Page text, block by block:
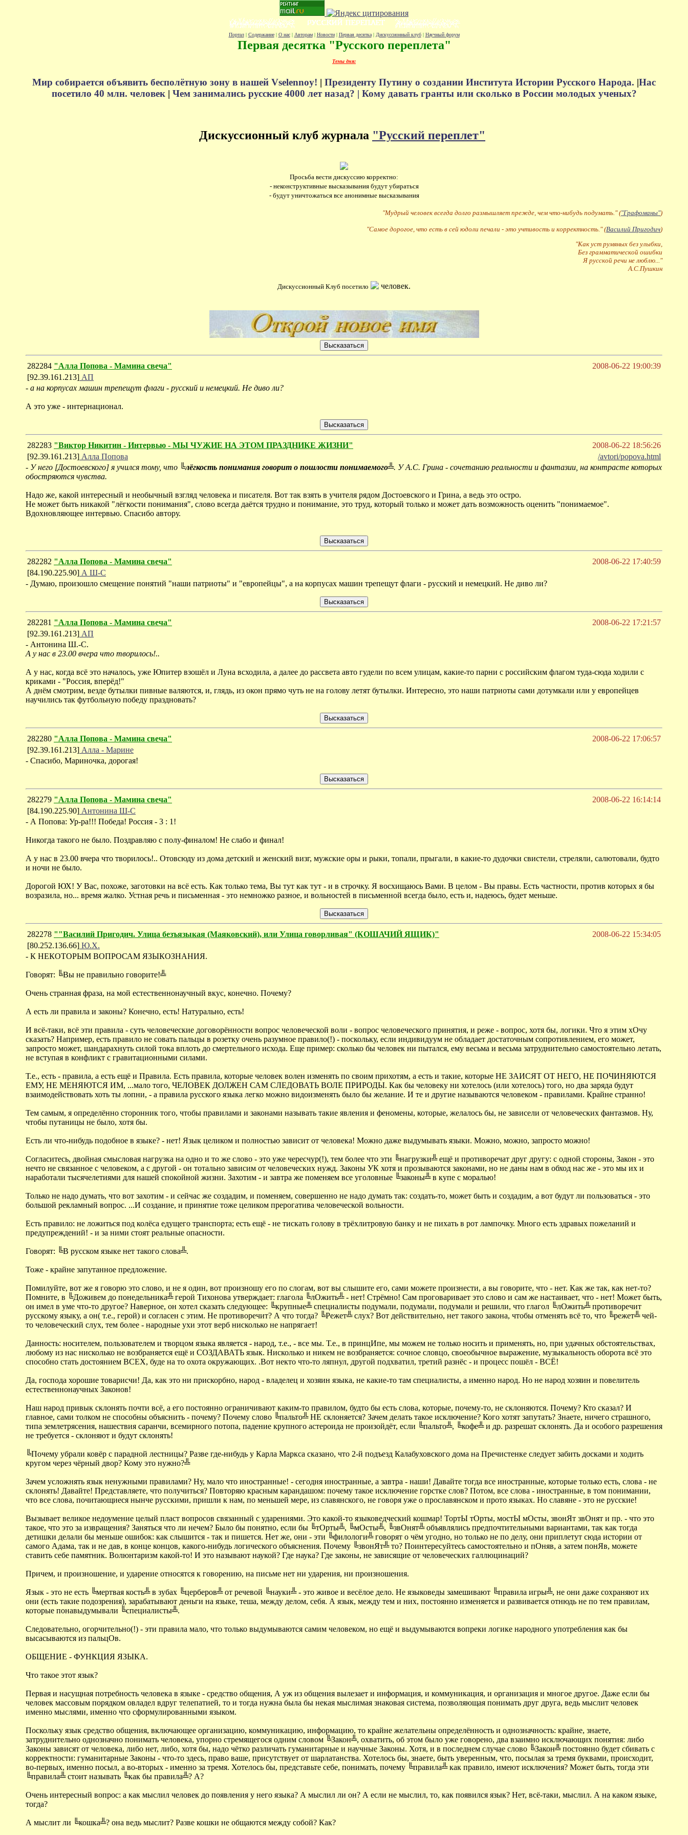
Портал| Содержание| О нас| Авторам| Новости| Первая десятка| Дискуссионный клуб| Научный форум
Первая десятка "Русского переплета"
Темы дня:
Мир собирается объявить бесполётную зону в нашей Vselennoy! | Президенту Путину о создании Института Истории Русского Народа. |Нас
посетило 40 млн. человек| Чем занимались русские 4000 лет назад? | Кому давать гранты или сколько в России молодых ученых?
Дискуссионный клуб журнала "Русский переплет"
Просьба вести дискуссию корректно:
- неконструктивные высказывания будут убираться
- будут уничтожаться все анонимные высказывания
"Мудрый человек всегда долго размышляет прежде, чем что-нибудь подумать." ("Графоманы")
"Самое дорогое, что есть в сей юдоли печали - это учтивость и корректность." (Василий Пригодич)
"Как уст румяных без улыбки,
Без грамматической ошибки
Я русской речи не люблю..."
А.С.Пушкин
Дискуссионный Клуб посетило человек.
282284 "Алла Попова - Мамина свеча"
2008-06-22 19:00:39
[92.39.161.213] АП
- а на корпусах машин трепещут флаги - русский и немецкий. Не диво ли?
А это уже - интернационал.
282283 "Виктор Никитин - Интервью - МЫ ЧУЖИЕ НА ЭТОМ ПРАЗДНИКЕ ЖИЗНИ"
2008-06-22 18:56:26
[92.39.161.213] Алла Попова
/avtori/popova.html
- У него [Достоевского] я учился тому, что ╚лёгкость понимания говорит о пошлости понимаемого╩. У А.С. Грина - сочетанию реальности и фантазии, на контрасте которых
обостряются чувства.
Надо же, какой интересный и необычный взгляд человека и писателя. Вот так взять в учителя рядом Достоевского и Грина, а ведь это остро.
Не может быть никакой "лёгкости понимания", слово всегда даётся трудно и понимание, это труд, который только и может дать возможность оценить "понимаемое".
Вдохновляющее интервью. Спасибо автору.
282282 "Алла Попова - Мамина свеча"
2008-06-22 17:40:59
[84.190.225.90] А Ш-С
- Думаю, произошло смещение понятий "наши патриоты" и "европейцы", а на корпусах машин трепещут флаги - русский и немецкий. Не диво ли?
282281 "Алла Попова - Мамина свеча"
2008-06-22 17:21:57
[92.39.161.213] АП
- Антонина Ш.-С.
А у нас в 23.00 вчера что творилось!..
А у нас, когда всё это началось, уже Юпитер взошёл и Луна всходила, а далее до рассвета авто гудели по всем улицам, какие-то парни с российским флагом туда-сюда ходили с
криками - "Россия, вперёд!"
А днём смотрим, везде бутылки пивные валяются, и, глядь, из окон прямо чуть не на голову летят бутылки. Интересно, это наши патриоты сами дотумкали или у европейцев
научились так футбольную победу праздновать?
282280 "Алла Попова - Мамина свеча"
2008-06-22 17:06:57
[92.39.161.213] Алла - Марине
- Спасибо, Мариночка, дорогая!
282279 "Алла Попова - Мамина свеча"
2008-06-22 16:14:14
[84.190.225.90] Антонина Ш-С
- А Попова: Ур-ра!!! Победа! Россия - 3 : 1!
Никогда такого не было. Поздравляю с полу-финалом! Не слабо и финал!
А у нас в 23.00 вчера что творилось!.. Отовсюду из дома детский и женский визг, мужские оры и рыки, топали, прыгали, в какие-то дудочки свистели, стреляли, салютовали, будто
и ночи не было.
Дорогой ЮХ! У Вас, похоже, заготовки на всё есть. Как только тема, Вы тут как тут - и в строчку. Я восхищаюсь Вами. В целом - Вы правы. Есть частности, против которых я бы
возразила, но... время жалко. Устная речь и письменная - это немножко разное, и вольностей в письменной всегда было, есть и, надеюсь, будет меньше.
282278 ""Василий Пригодич. Улица безъязыкая (Маяковский), или Улица говорливая" (КОШАЧИЙ ЯЩИК)"
2008-06-22 15:34:05
[80.252.136.66] Ю.Х.
- К НЕКОТОРЫМ ВОПРОСАМ ЯЗЫКОЗНАНИЯ.
Говорят: ╚Вы не правильно говорите!╩
Очень странная фраза, на мой естественнонаучный вкус, конечно. Почему?
А есть ли правила и законы? Конечно, есть! Натурально, есть!
И всё-таки, всё эти правила - суть человеческие договорённости вопрос человеческой воли - вопрос человеческого принятия, и реже - вопрос, хотя бы, логики. Что я этим хОчу
сказать? Например, есть правило не совать пальцы в розетку очень разумное правило(!) - поскольку, если индивидуум не обладает достаточным сопротивлением, его может,
запросто может, шандарахнуть силой тока вплоть до смертельного исхода. Еще пример: сколько бы человек ни пытался, ему весьма и весьма затруднительно самостоятельно летать,
не вступая в конфликт с гравитационными силами.
Т.е., есть - правила, а есть ещё и Правила. Есть правила, которые человек волен изменять по своим прихотям, а есть и такие, которые НЕ ЗАИСЯТ ОТ НЕГО, НЕ ПОЧИНЯЮТСЯ
ЕМУ, НЕ МЕНЯЮТСЯ ИМ, ...мало того, ЧЕЛОВЕК ДОЛЖЕН САМ СЛЕДОВАТЬ ВОЛЕ ПРИРОДЫ. Как бы человеку ни хотелось (или хотелось) того, но два заряда будут
взаимодействовать хоть ты лопни, - а правила русского языка легко можно видоизменять было бы желание. И те и другие называются человеком - правилами. Крайне странно!
Тем самым, я определённо сторонник того, чтобы правилами и законами называть такие явления и феномены, которые, желалось бы, не зависели от человеческих фантазмов. Ну,
чтобы путаницы не было, хотя бы.
Есть ли что-нибудь подобное в языке? - нет! Язык целиком и полностью зависит от человека! Можно даже выдумывать языки. Можно, можно, запросто можно!
Согласитесь, двойная смысловая нагрузка на одно и то же слово - это уже чересчур(!), тем более что эти ╚нагрузки╩ ещё и противоречат друг другу: с одной стороны, Закон - это
нечто не связанное с человеком, а с другой - он тотально зависим от человеческих нужд. Законы УК хотя и прозываются законами, но не даны нам в обход нас же - это мы их и
наработали тысячелетиями для нашей спокойной жизни. Захотим - и завтра же поменяем все уголовные ╚законы╩ в купе с моралью!
Только не надо думать, что вот захотим - и сейчас же создадим, и поменяем, совершенно не надо думать так: создать-то, может быть и создадим, а вот будут ли пользоваться - это
большой рекламный вопрос. ...И создание, и принятие тоже целиком прерогатива человеческой вольности.
Есть правило: не ложиться под колёса едущего транспорта; есть ещё - не тискать голову в трёхлитровую банку и не пихать в рот лампочку. Много есть здравых пожеланий и
предупреждений! - и за ними стоят реальные опасности.
Говорят: ╚В русском языке нет такого слова╩.
Тоже - крайне запутанное предложение.
Помилуйте, вот же я говорю это слово, и не я один, вот произношу его по слогам, вот вы слышите его, сами можете произнести, а вы говорите, что - нет. Как же так, как нет-то?
Помните, в ╚Доживем до понедельника╩ герой Тихонова утверждает: глагола ╚лОжить╩ - нет! Стрёмно! Сам проговаривает это слово и сам же настаивает, что - нет! Может быть,
он имел в уме что-то другое? Наверное, он хотел сказать следующее: ╚крупные╩ специалисты подумали, подумали, подумали и решили, что глагол ╚лОжить╩ противоречит
русскому языку, а он( т.е., герой) и согласен с этим. Не противоречит? А что тогда? ╚Режет╩ слух? Вот действительно, нет такого закона, чтобы отменять всё то, что ╚режет╩ чей-
то человеческий слух, тем более - народные ухи этот верб нисколько не напрягает!
Данность: носителем, пользователем и творцом языка является - народ, т.е., - все мы. Т.е., в принцИпе, мы можем не только носить и применять, но, при удачных обстоятельствах,
любому из нас нисколько не возбраняется ещё и СОЗДАВАТЬ язык. Нисколько и никем не возбраняется: сочное словцо, своеобычное выражение, музыкальность оборота всё это
способно стать достоянием ВСЕХ, буде на то охота окружающих. .Вот некто что-то ляпнул, другой подхватил, третий разнёс - и процесс пошёл - ВСЁ!
Да, господа хорошие товарисчи! Да, как это ни прискорбно, народ - владелец и хозяин языка, не какие-то там специалисты, а именно народ. Но не народ хозяин и повелитель
естественнонаучных Законов!
Наш народ привык склонять почти всё, а его постоянно ограничивают каким-то правилом, будто бы есть слова, которые, почему-то, не склоняются. Почему? Кто сказал? И
главное, сами толком не способны объяснить - почему? Почему слово ╚пальто╩ НЕ склоняется? Зачем делать такое исключение? Кого хотят запутать? Знаете, ничего страшного,
типа землетрясения, нашествия саранчи, всемирного потопа, падение крупного астероида не произойдёт, если ╚пальто╩, ╚кофе╩ и др. разрешат склонять. Да и особого разрешения
не требуется - склоняют и будут склонять!
╚Почему убрали ковёр с парадной лестницы? Разве где-нибудь у Карла Маркса сказано, что 2-й подъезд Калабуховского дома на Пречистенке следует забить досками и ходить
кругом через чёрный двор? Кому это нужно?╩
Зачем усложнять язык ненужными правилами? Ну, мало что иностранные! - сегодня иностранные, а завтра - наши! Давайте тогда все иностранные, которые только есть, слова - не
склонять! Давайте! Представляете, что получиться? Повторяю красным карандашом: почему такое исключение горстке слов? Потом, все слова - иностранные, в том понимании,
что все слова, почитающиеся нынче русскими, пришли к нам, по меньшей мере, из славянского, не говоря уже о прославянском и прото языках. Но славяне - это не русские!
Вызывает великое недоумение целый пласт вопросов связанный с ударениями. Это какой-то языковедческий кошмар! ТортЫ тОрты, мостЫ мОсты, звонЯт звОнят и пр. - что это
такое, что это за извращения? Заняться что ли нечем? Было бы понятно, если бы ╚тОрты╩, ╚мОсты╩, ╚звОнят╩ объявлялись предпочтительными вариантами, так как тогда
детишки делали бы меньше ошибок: как слышится - так и пишется. Нет же, они - эти ╚филологи╩ говорят о чём угодно, но только не по делу, они приплетут сюда истории от
самого Адама, так и не дав, в конце концов, какого-нибудь логического объяснения. Почему ╚звонЯт╩ то? Поинтересуйтесь самостоятельно и пОняв, а затем понЯв, можете
ставить себе памятник. Волюнтаризм какой-то! И это называют наукой? Где наука? Где законы, не зависящие от человеческих галлюцинаций?
Причем, и произношение, и ударение относятся к говорению, на письме нет ни ударения, ни произношения.
Язык - это не есть ╚мертвая кость╩ в зубах ╚церберов╩ от речевой ╚науки╩ - это живое и весёлое дело. Не языковеды замешивают ╚правила игры╩, не они даже сохраняют их
они (есть такие подозрения), зарабатывают деньги на языке, теша, между делом, себя. А язык, между тем и них, постоянно изменяется и развивается отнюдь не по тем правилам,
которые понавыдумывали ╚специалисты╩.
Следовательно, огорчительно(!) - эти правила мало, что только выдумываются самим человеком, но ещё и выдумываются вопреки логике народного употребления как бы
высасываются из пальцОв.
ОБЩЕНИЕ - ФУНКЦИЯ ЯЗЫКА.
Что такое этот язык?
Первая и насущная потребность человека в языке - средство общения, А уж из общения вылезает и информация, и коммуникация, и организация и многое другое. Даже если бы
человек массовым порядком овладел вдруг телепатией, то и тогда нужна была бы некая мыслимая знаковая система, позволяющая понимать друг друга, ведь мыслит человек
именно мыслями, именно что сформулированными языком.
Поскольку язык средство общения, включающее организацию, коммуникацию, информацию, то крайне желательны определённость и однозначность: крайне, знаете,
затруднительно однозначно понимать человека, упорно стремящегося одним словом ╚Закон╩, охватить, об этом было уже говорено, два взаимно исключающих понятия: либо
Законы зависят от человека, либо нет, либо, хотя бы, надо чётко различать гуманитарные и научные Законы. Хотя, и в последнем случае слово ╚Закон╩ постоянно будет сбивать с
корректности: гуманитарные Законы - что-то здесь, право ваше, присутствует от шарлатанства. Хотелось бы, знаете, быть уверенным, что, посылая за тремя буквами, происходит,
во-первых, именно посыл, а во-вторых - именно за тремя. Хотелось бы, представьте себе, понимать, почему ╚правила╩ как правило, имеют исключения? Может быть, тогда эти
╚правила╩ стоит называть ╚как бы правила╩? А?
Очень интересный вопрос: а как мыслил человек до появления у него языка? А мыслил ли он? А если не мыслил, то, как появился язык? Нет, всё-таки, мыслил. А на каком языке,
тогда?
А мыслит ли ╚кошка╩? она ведь мыслит? Разве кошки не общаются между собой? Как?